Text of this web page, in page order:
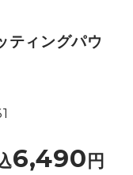
ティングパウ
6,490 円